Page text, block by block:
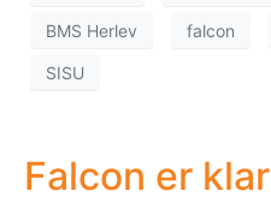
BMS Herlev falcon
SISU
Falcon er klar